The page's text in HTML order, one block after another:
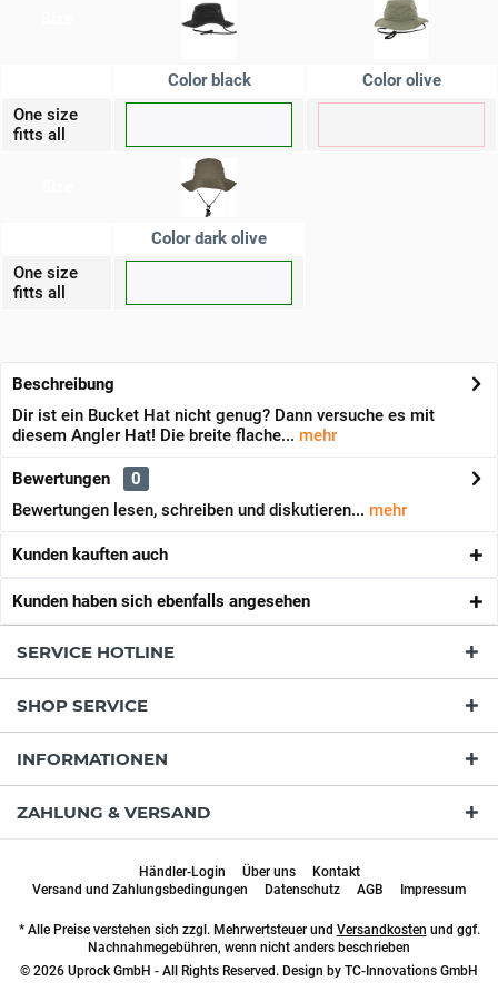
Color black
Color olive
One size
fitts all
Color dark olive
One size
fitts all
Beschreibung
Dir ist ein Bucket Hat nicht genug? Dann versuche es mit
diesem Angler Hat! Die breite flache... mehr
Bewertungen
0
Bewertungen lesen, schreiben und diskutieren... mehr
Kunden kauften auch
Kunden haben sich ebenfalls angesehen
SERVICE HOTLINE
SHOP SERVICE
INFORMATIONEN
ZAHLUNG & VERSAND
Händler-Login Über uns
Kontakt
Versand und Zahlungsbedingungen
Datenschutz AGB Impressum
* Alle Preise verstehen sich zzgl. Mehrwertsteuer und Versandkosten und ggf.
Nachnahmegebühren, wenn nicht anders beschrieben
© 2026 Uprock GmbH - All Rights Reserved. Design by TC-Innovations GmbH